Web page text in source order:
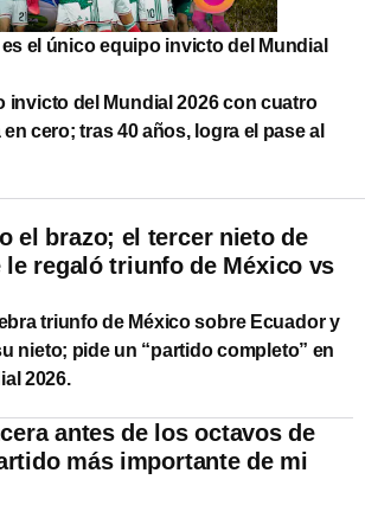
el único equipo invicto del Mundial
invicto del Mundial 2026 con cuatro
cero; tras 40 años, logra el pase al
el brazo; el tercer nieto de
regaló triunfo de México vs
triunfo de México sobre Ecuador y
nieto; pide un “partido completo” en
2026.
antes de los octavos de
más importante de mi